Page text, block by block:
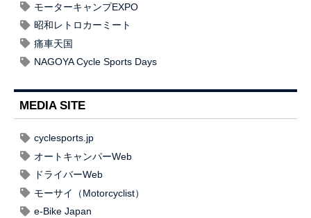
モーターキャンプEXPO
昭和レトロカーミート
痛車天国
NAGOYA Cycle Sports Days
MEDIA SITE
cyclesports.jp
オートキャンパーWeb
ドライバーWeb
モーサイ（Motorcyclist）
e-Bike Japan